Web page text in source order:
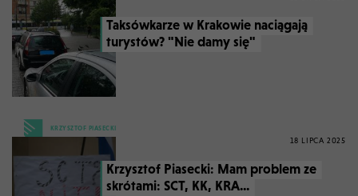
Taksówkarze w Krakowie naciągają
turystów? "Nie damy się"
KRZYSZTOF PIASECKI
18 LIPCA 2025
Krzysztof Piasecki: Mam problem ze
skrótami: SCT, KK, KRA...